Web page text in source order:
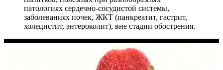
патологиях сердечно-сосудистой системы,
заболеваниях почек, ЖКТ (панкреатит, гастрит,
холецистит, энтероколит), вне стадии обострения.